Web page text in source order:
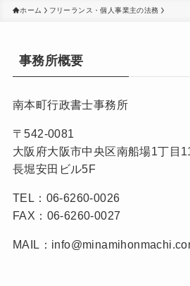
ホーム フリーランス・個人事業主の法務
事務所概要
南本町行政書士事務所
〒542-0081
大阪府大阪市中央区南船場1丁目
長堀安田ビル5F
TEL：06-6260-0026
FAX：06-6260-0027
MAIL：